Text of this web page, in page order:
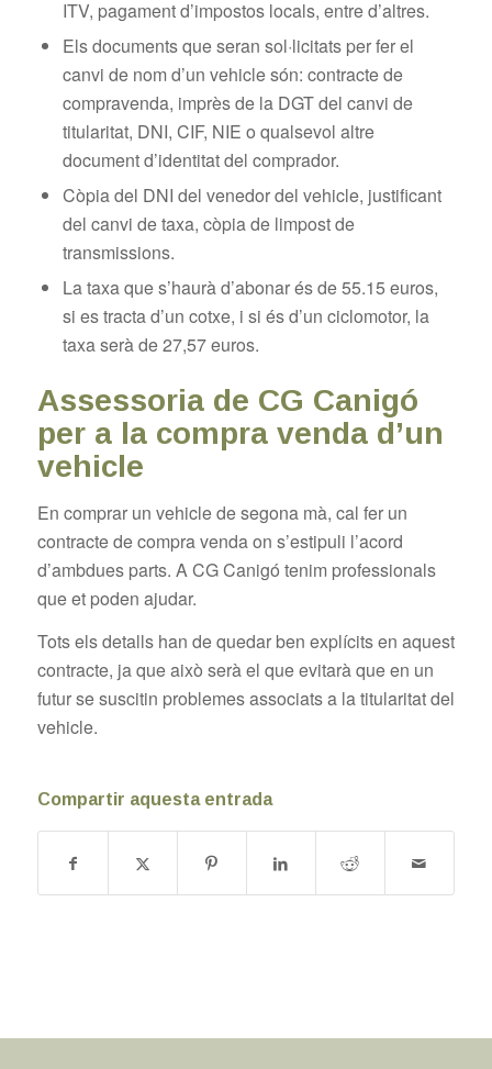
ITV, pagament d’impostos locals, entre d’altres.
Els documents que seran sol·licitats per fer el
canvi de nom d’un vehicle són: contracte de
compravenda, imprès de la DGT del canvi de
titularitat, DNI, CIF, NIE o qualsevol altre
document d’identitat del comprador.
Còpia del DNI del venedor del vehicle, justificant
del canvi de taxa, còpia de limpost de
transmissions.
La taxa que s’haurà d’abonar és de 55.15 euros,
si es tracta d’un cotxe, i si és d’un ciclomotor, la
taxa serà de 27,57 euros.
Assessoria de CG Canigó
per a la compra venda d’un
vehicle
En comprar un vehicle de segona mà, cal fer un
contracte de compra venda on s’estipuli l’acord
d’ambdues parts. A CG Canigó tenim professionals
que et poden ajudar.
Tots els detalls han de quedar ben explícits en aquest
contracte, ja que això serà el que evitarà que en un
futur se suscitin problemes associats a la titularitat del
vehicle.
Compartir aquesta entrada